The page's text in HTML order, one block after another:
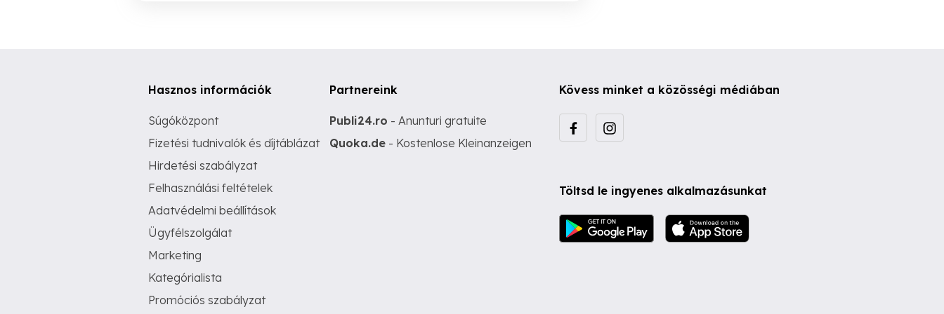
Hasznos információk
Súgóközpont
Fizetési tudnivalók és díjtáblázat
Hirdetési szabályzat
Felhasználási feltételek
Adatvédelmi beállítások
Ügyfélszolgálat
Marketing
Kategórialista
Promóciós szabályzat
Partnereink
Publi24.ro - Anunturi gratuite
Quoka.de - Kostenlose Kleinanzeigen
Kövess minket a közösségi médiában
Töltsd le ingyenes alkalmazásunkat